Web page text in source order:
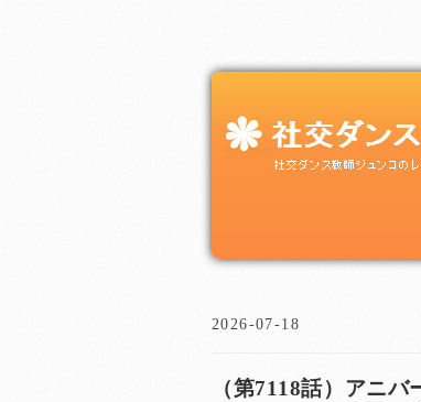
2026-07-18
（第7118話）アニ